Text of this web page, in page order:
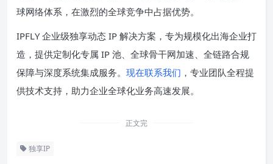
球网络体系，在激烈的全球竞争中占据优势。
IPFLY 企业级独享动态 IP 解决方案，专为规模化出海企业打
造，提供定制化专属 IP 池、全球骨干网加速、全链路合规
保障与深度系统集成服务。 现在联系我们 ，专业团队全程提
供技术支持，助力企业全球化业务高速发展。
正文完
独享IP